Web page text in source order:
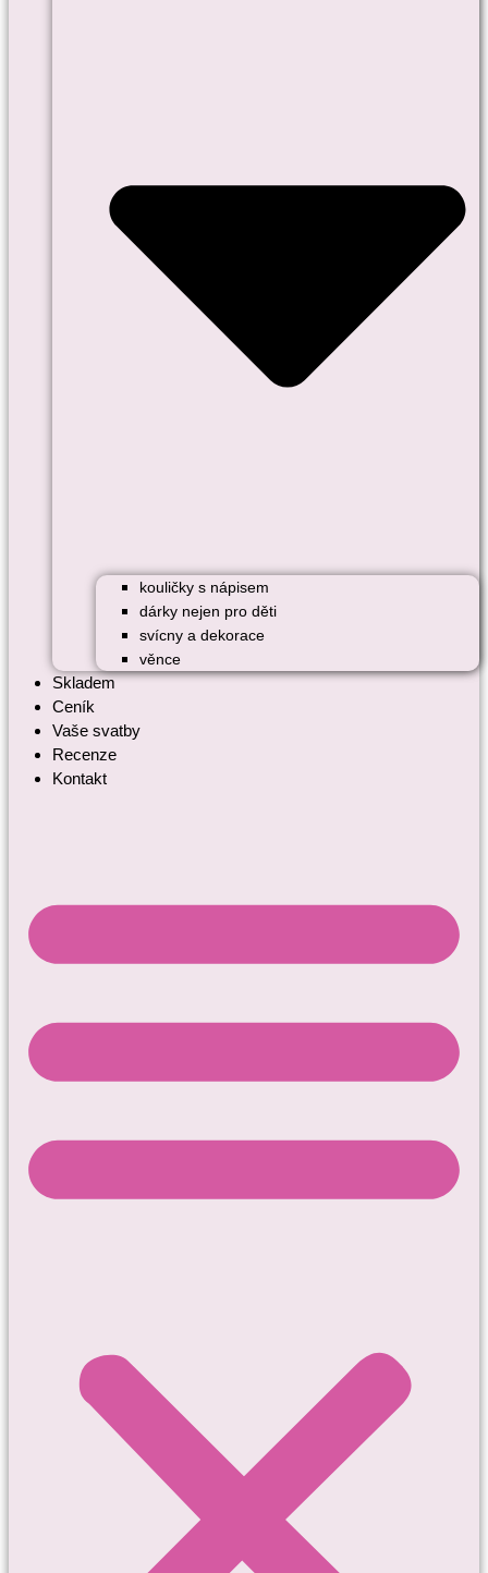
kouličky s nápisem
dárky nejen pro děti
svícny a dekorace
věnce
Skladem
Ceník
Vaše svatby
Recenze
Kontakt